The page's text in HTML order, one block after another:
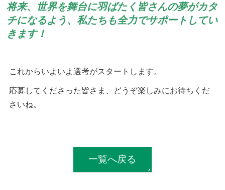
将来、世界を舞台に羽ばたく皆さんの夢がカタ
チになるよう、私たちも全力でサポートしてい
きます！
これからいよいよ選考がスタートします。
応募してくださった皆さま、どうぞ楽しみにお待ちくだ
さいね。
一覧へ戻る